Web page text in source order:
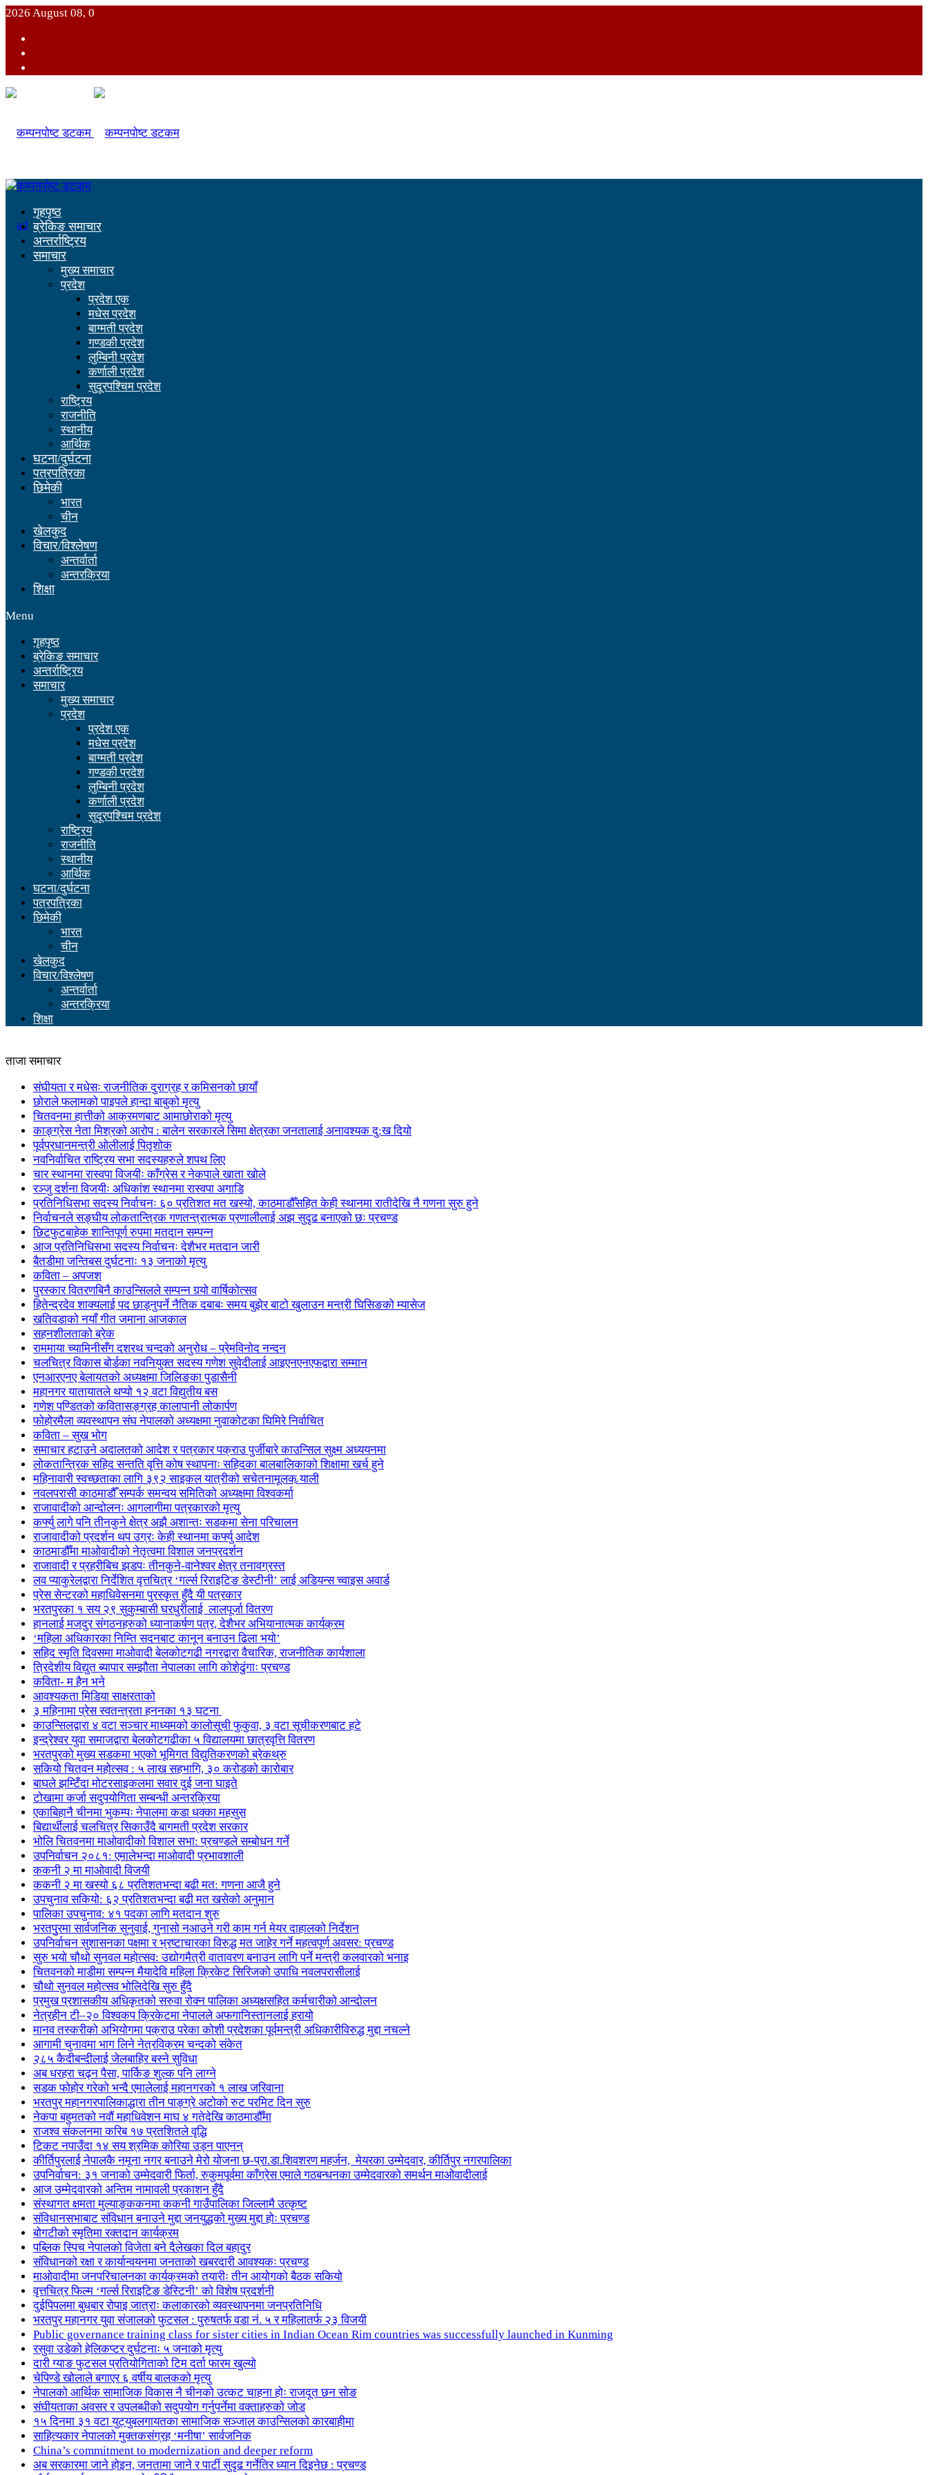
2026 August 08, 0
गृहपृष्ठ
ब्रेकिङ समाचार
अन्तर्राष्ट्रिय
समाचार
मुख्य समाचार
प्रदेश
प्रदेश एक
मधेस प्रदेश
बाग्मती प्रदेश
गण्डकी प्रदेश
लुम्बिनी प्रदेश
कर्णाली प्रदेश
सुदूरपश्चिम प्रदेश
राष्ट्रिय
राजनीति
स्थानीय
आर्थिक
घटना/दुर्घटना
पत्रपत्रिका
छिमेकी
भारत
चीन
खेलकुद
विचार/विश्लेषण
अन्तर्वार्ता
अन्तरक्रिया
शिक्षा
Menu
गृहपृष्ठ
ब्रेकिङ समाचार
अन्तर्राष्ट्रिय
समाचार
मुख्य समाचार
प्रदेश
प्रदेश एक
मधेस प्रदेश
बाग्मती प्रदेश
गण्डकी प्रदेश
लुम्बिनी प्रदेश
कर्णाली प्रदेश
सुदूरपश्चिम प्रदेश
राष्ट्रिय
राजनीति
स्थानीय
आर्थिक
घटना/दुर्घटना
पत्रपत्रिका
छिमेकी
भारत
चीन
खेलकुद
विचार/विश्लेषण
अन्तर्वार्ता
अन्तरक्रिया
शिक्षा
ताजा समाचार
संघीयता र मधेसः राजनीतिक दुराग्रह र कमिसनको छायाँ
छोराले फलामको पाइपले हान्दा बाबुको मृत्यु
चितवनमा हात्तीको आक्रमणबाट आमाछोराको मृत्यु
काङ्ग्रेस नेता मिश्रको आरोप : बालेन सरकारले सिमा क्षेत्रका जनतालाई अनावश्यक दु:ख दियो
पूर्वप्रधानमन्त्री ओलीलाई पितृशोक
नवनिर्वाचित राष्ट्रिय सभा सदस्यहरुले शपथ लिए
चार स्थानमा रास्वपा विजयीः काँग्रेस र नेकपाले खाता खोले
रञ्जु दर्शना विजयीः अधिकांश स्थानमा रास्वपा अगाडि
प्रतिनिधिसभा सदस्य निर्वाचनः ६० प्रतिशत मत खस्यो, काठमाडौँसहित केही स्थानमा रातीदेखि नै गणना सुरु हुने
निर्वाचनले सङ्घीय लोकतान्त्रिक गणतन्त्रात्मक प्रणालीलाई अझ सुदृढ बनाएको छः प्रचण्ड
छिटफुटबाहेक शान्तिपूर्ण रुपमा मतदान सम्पन्न
आज प्रतिनिधिसभा सदस्य निर्वाचनः देशैभर मतदान जारी
बैतडीमा जन्तिबस दुर्घटनाः १३ जनाको मृत्यु
कविता – अपजश
पुरस्कार वितरणबिनै काउन्सिलले सम्पन्न गर्‍यो वार्षिकोत्सव
हितेन्द्रदेव शाक्यलाई पद छाड्नुपर्ने नैतिक दबाबः समय बुझेर बाटो खुलाउन मन्त्री घिसिङको म्यासेज
खतिवडाको नयाँ गीत जमाना आजकाल
सहनशीलताको ब्रेक
राममाया च्यामिनीसँग दशरथ चन्दको अनुरोध – प्रेमविनोद नन्दन
चलचित्र विकास बोर्डका नवनियुक्त सदस्य गणेश सुवेदीलाई आइएनएनएफद्वारा सम्मान
एनआरएनए बेलायतको अध्यक्षमा जिलिङका पुडासैनी
महानगर यातायातले थप्यो १२ वटा विद्युतीय बस
गणेश पण्डितको कवितासङ्ग्रह कालापानी लोकार्पण
फोहोरमैला व्यवस्थापन संघ नेपालको अध्यक्षमा नुवाकोटका घिमिरे निर्वाचित
कविता – सुख भोग
समाचार हटाउने अदालतको आदेश र पत्रकार पक्राउ पुर्जीबारे काउन्सिल सुक्ष्म अध्ययनमा
लोकतान्त्रिक सहिद सन्तति वृत्ति कोष स्थापनाः सहिदका बालबालिकाको शिक्षामा खर्च हुने
महिनावारी स्वच्छताका लागि ३९२ साइकल यात्रीको सचेतनामूलक र्‍याली
नवलपरासी काठमाडौँ सम्पर्क समन्वय समितिको अध्यक्षमा विश्वकर्मा
राजावादीको आन्दोलनः आगलागीमा पत्रकारको मृत्यु
कर्फ्यु लागे पनि तीनकुने क्षेत्र अझै अशान्तः सडकमा सेना परिचालन
राजावादीको प्रदर्शन थप उग्रः केही स्थानमा कर्फ्यु आदेश
काठमाडौँमा माओवादीको नेतृत्वमा विशाल जनप्रदर्शन
राजावादी र प्रहरीबिच झडपः तीनकुने-वानेश्वर क्षेत्र तनावग्रस्त
लव प्याकुरेलद्वारा निर्देशित वृत्तचित्र ‘गर्ल्स रिराइटिङ डेस्टीनी’ लाई अडियन्स च्वाइस अवार्ड
प्रेस सेन्टरको महाधिवेसनमा पुरस्कृत हुँदै यी पत्रकार
भरतपुरका १ सय २९ सुकुम्बासी घरधुरीलाई लालपूर्जा वितरण
हानलाई मजदुर संगठनहरुको ध्यानाकर्षण पत्र, देशैभर अभियानात्मक कार्यक्रम
‘महिला अधिकारका निम्ति सदनबाट कानून बनाउन ढिला भयो’
सहिद स्मृति दिवसमा माओवादी बेलकोटगढी नगरद्वारा वैचारिक, राजनीतिक कार्यशाला
त्रिदेशीय विद्युत ब्यापार सम्झौता नेपालका लागि कोशेढुंगाः प्रचण्ड
कविता- म हैन भने
आवश्यकता मिडिया साक्षरताको
३ महिनामा प्रेस स्वतन्त्रता हननका १३ घटना
काउन्सिलद्वारा ४ वटा सञ्चार माध्यमको कालोसूची फुकुवा, ३ वटा सूचीकरणबाट हटे
इन्द्रेश्वर युवा समाजद्वारा बेलकोटगढीका ५ विद्यालयमा छात्रवृत्ति वितरण
भरतपुरको मुख्य सडकमा भएको भूमिगत विद्युतिकरणको ब्रेकथ्रु
सकियो चितवन महोत्सव : ५ लाख सहभागि, ३० करोडको कारोबार
बाघले झम्टिँदा मोटरसाइकलमा सवार दुई जना घाइते
टोखामा कर्जा सदुपयोगिता सम्बन्धी अन्तरक्रिया
एकाबिहानै चीनमा भुकम्पः नेपालमा कडा धक्का महसुस
बिद्यार्थीलाई चलचित्र सिकाउँदै बागमती प्रदेश सरकार
भोलि चितवनमा माओवादीको विशाल सभा: प्रचण्डले सम्बोधन गर्ने
उपनिर्वाचन २०८१: एमालेभन्दा माओवादी प्रभावशाली
ककनी २ मा माओवादी विजयी
ककनी २ मा खस्यो ६८ प्रतिशतभन्दा बढी मत: गणना आजै हुने
उपचुनाव सकियो: ६२ प्रतिशतभन्दा बढी मत खसेको अनुमान
पालिका उपचुनाव: ४१ पदका लागि मतदान शुरु
भरतपुुरमा सार्वजनिक सुनुवाई, गुनासो नआउने गरी काम गर्न मेयर दाहालको निर्देशन
उपनिर्वाचन सुशासनका पक्षमा र भ्रष्टाचारका विरुद्ध मत जाहेर गर्ने महत्वपूर्ण अवसर: प्रचण्ड
सुरु भयो चौथो सुनवल महोत्सव: उद्योगमैत्री वातावरण बनाउन लागि पर्ने मन्त्री कलवारको भनाइ
चितवनको माडीमा सम्पन्न मैयादेवि महिला क्रिकेट सिरिजको उपाधि नवलपरासीलाई
चौथो सुनवल महोत्सव भोलिदेखि सुरु हुँदै
प्रमुख प्रशासकीय अधिकृतको सरुवा रोक्न पालिका अध्यक्षसहित कर्मचारीको आन्दोलन
नेत्रहीन टी–२० विश्वकप क्रिकेटमा नेपालले अफगानिस्तानलाई हरायो
मानव तस्करीको अभियोगमा पक्राउ परेका कोशी प्रदेशका पूर्वमन्त्री अधिकारीविरुद्ध मुद्दा नचल्ने
आगामी चुनावमा भाग लिने नेत्रविक्रम चन्दको संकेत
२८५ कैदीबन्दीलाई जेलबाहिर बस्ने सुविधा
अब धरहरा चढ्न पैसा, पार्किङ शुल्क पनि लाग्ने
सडक फोहोर गरेको भन्दै एमालेलाई महानगरको १ लाख जरिवाना
भरतपुर महानगरपालिकाद्धारा तीन पाङ्ग्रे अटोको रुट परमिट दिन सुरु
नेकपा बहुमतको नवौं महाधिवेशन माघ ४ गतेदेखि काठमाडौँमा
राजश्व संकलनमा करिब १७ प्रतशितले वृद्धि
टिकट नपाउँदा १४ सय श्रमिक कोरिया उड्न पाएनन्
कीर्तिपुरलाई नेपालकै नमूना नगर बनाउने मेरो योजना छ-प्रा.डा.शिवशरण महर्जन, मेयरका उम्मेदवार, कीर्तिपुर नगरपालिका
उपनिर्वाचन: ३१ जनाको उम्मेदवारी फिर्ता, रुकुमपूर्वमा काँग्रेस एमाले गठबन्धनका उम्मेदवारको समर्थन माओवादीलाई
आज उम्मेदवारको अन्तिम नामावली प्रकाशन हुँदै
संस्थागत क्षमता मुल्याङ्ककनमा ककनी गाउँपालिका जिल्लामै उत्कृष्ट
संविधानसभाबाट संविधान बनाउने मुद्दा जनयुद्धको मुख्य मुद्दा होः प्रचण्ड
बोगटीको स्मृतिमा रक्तदान कार्यक्रम
पब्लिक स्पिच नेपालको विजेता बने दैलेखका दिल बहादुर
संविधानको रक्षा र कार्यान्वयनमा जनताको खबरदारी आवश्यकः प्रचण्ड
माओवादीमा जनपरिचालनका कार्यक्रमको तयारीः तीन आयोगको बैठक सकियो
वृत्तचित्र फिल्म ‘गर्ल्स रिराइटिङ डेस्टिनी’ को विशेष प्रदर्शनी
दुईपिपलमा बुधबार रोपाइ जात्राः कलाकारको व्यवस्थापनमा जनप्रतिनिधि
भरतपुर महानगर युवा संजालको फुटसल : पुरुषतर्फ वडा नं. ५ र महिलातर्फ २३ विजयी
Public governance training class for sister cities in Indian Ocean Rim countries was successfully launched in Kunming
रसुवा उडेको हेलिकप्टर दुर्घटनाः ५ जनाको मृत्यु
दारी ग्याङ फुटसल प्रतियोगिताको टिम दर्ता फारम खुल्यो
चेपिण्डे खोलाले बगाएर ६ वर्षीय बालकको मृत्यु
नेपालको आर्थिक सामाजिक विकास नै चीनको उत्कट चाहना होः राजदूत छन सोङ
संघीयताका अवसर र उपलब्धीको सदुपयोग गर्नुपर्नेमा वक्ताहरुको जोड
१५ दिनमा ३१ वटा युट्युबलगायतका सामाजिक सञ्जाल काउन्सिलको कारबाहीमा
साहित्यकार नेपालको मुक्तकसंग्रह ‘मनीषा’ सार्वजनिक
China’s commitment to modernization and deeper reform
अब सरकारमा जाने होइन, जनतामा जाने र पार्टी सुदृढ गर्नेतिर ध्यान दिइनेछ : प्रचण्ड